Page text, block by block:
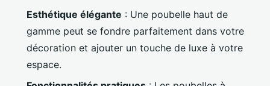
Esthétique élégante : Une poubelle haut de
gamme peut se fondre parfaitement dans votre
décoration et ajouter un touche de luxe à votre
espace.